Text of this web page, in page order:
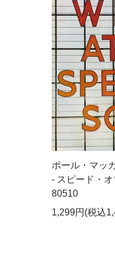
ポール・マッ
- スピード・
80510
1,299円(税込